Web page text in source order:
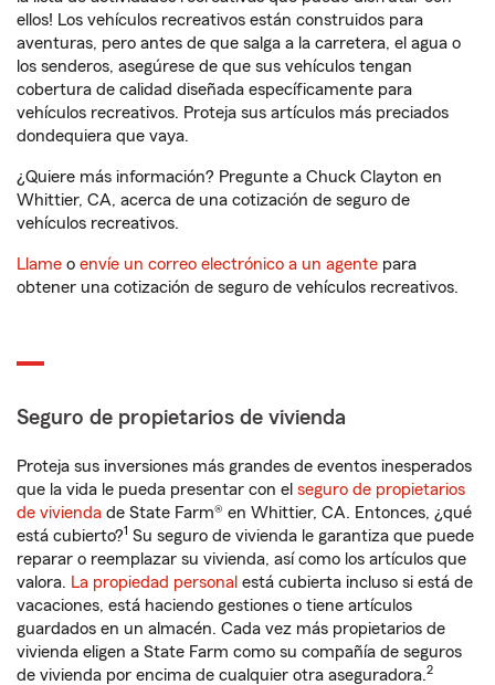
ellos! Los vehículos recreativos están construidos para
aventuras, pero antes de que salga a la carretera, el agua o
los senderos, asegúrese de que sus vehículos tengan
cobertura de calidad diseñada específicamente para
vehículos recreativos. Proteja sus artículos más preciados
dondequiera que vaya.
¿Quiere más información? Pregunte a Chuck Clayton en
Whittier, CA, acerca de una cotización de seguro de
vehículos recreativos.
Llame o envíe un correo electrónico a un agente para
obtener una cotización de seguro de vehículos recreativos.
Seguro de propietarios de vivienda
Proteja sus inversiones más grandes de eventos inesperados
que la vida le pueda presentar con el seguro de propietarios
de vivienda de State Farm® en Whittier, CA. Entonces, ¿qué
está cubierto?1 Su seguro de vivienda le garantiza que puede
reparar o reemplazar su vivienda, así como los artículos que
valora. La propiedad personal está cubierta incluso si está de
vacaciones, está haciendo gestiones o tiene artículos
guardados en un almacén. Cada vez más propietarios de
vivienda eligen a State Farm como su compañía de seguros
de vivienda por encima de cualquier otra aseguradora.2